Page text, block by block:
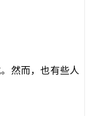
然而，也有些人